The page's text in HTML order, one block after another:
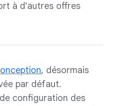
à d'autres offres
, désormais
par défaut.
configuration des